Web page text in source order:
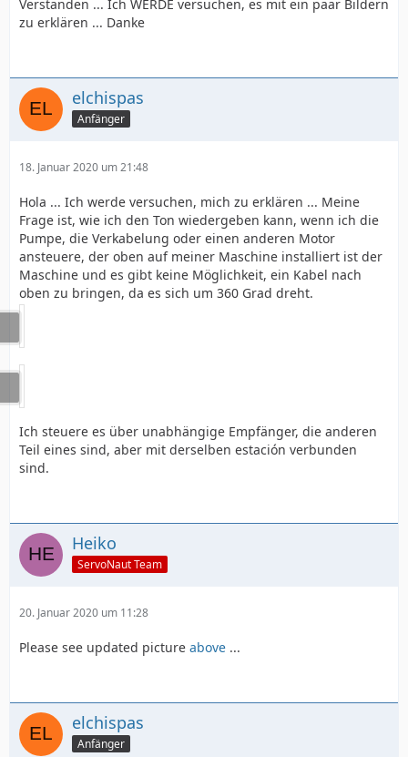
Verstanden ... Ich WERDE versuchen, es mit ein paar Bildern
zu erklären ... Danke
elchispas
Anfänger
18. Januar 2020 um 21:48
Hola ... Ich werde versuchen, mich zu erklären ... Meine
Frage ist, wie ich den Ton wiedergeben kann, wenn ich die
Pumpe, die Verkabelung oder einen anderen Motor
ansteuere, der oben auf meiner Maschine installiert ist der
Maschine und es gibt keine Möglichkeit, ein Kabel nach
oben zu bringen, da es sich um 360 Grad dreht.
Ich steuere es über unabhängige Empfänger, die anderen
Teil eines sind, aber mit derselben estación verbunden
sind.
Heiko
ServoNaut Team
20. Januar 2020 um 11:28
Please see updated picture above ...
elchispas
Anfänger